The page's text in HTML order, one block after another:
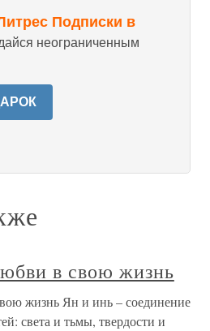
Подписки в
неограниченным
в свою жизнь
жизнь Ян и инь – соединение
света и тьмы, твердости и